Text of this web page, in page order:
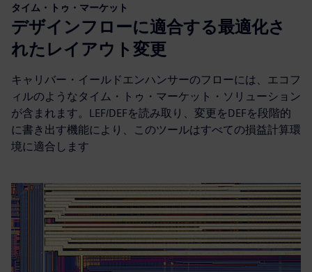
タイム・トゥ・マーケット
デザインフローに適合する最適化さ
れたレイアウト変更
キャリバー・イールドエンハンサーのフローには、エコフ
ィルのようなタイム・トゥ・マーケット・ソリューション
が含まれます。LEF/DEFを読み取り、変更をDEFを段階的
に書き出す機能により、このツールはすべての損益計算環
境に適合します